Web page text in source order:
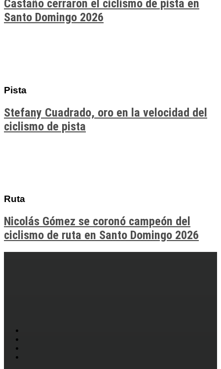
Castaño cerraron el ciclismo de pista en
Santo Domingo 2026
Pista
Stefany Cuadrado, oro en la velocidad del
ciclismo de pista
Ruta
Nicolás Gómez se coronó campeón del
ciclismo de ruta en Santo Domingo 2026